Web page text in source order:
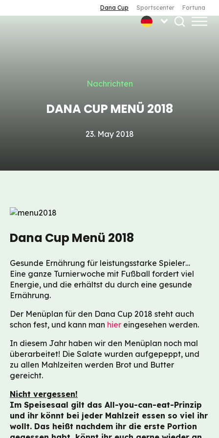
Dana Cup Sportscenter Fortuna
Nachrichten
DANA CUP MENÜ 2018
23. May 2018
Dana Cup Menü 2018
Gesunde Ernährung für leistungsstarke Spieler…
Eine ganze Turnierwoche mit Fußball fordert viel
Energie, und die erhältst du durch eine gesunde
Ernährung.
Der Menüplan für den Dana Cup 2018 steht auch
schon fest, und kann man hier eingesehen werden.
In diesem Jahr haben wir den Menüplan noch mal
überarbeitet! Die Salate wurden aufgepeppt, und
zu allen Mahlzeiten werden Brot und Butter
gereicht.
Nicht vergessen!
Im Speisesaal gilt das All-you-can-eat-Prinzip
und ihr könnt bei jeder Mahlzeit essen so viel ihr
wollt. Das heißt nachdem ihr die erste Portion